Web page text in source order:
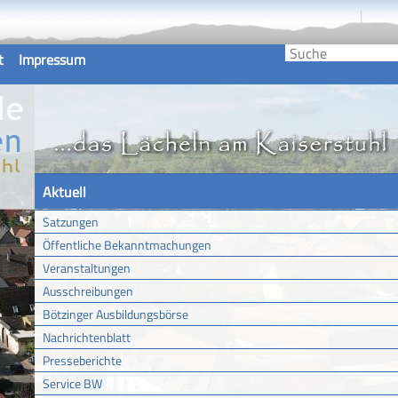
Impressum
Aktuell
Satzungen
Öffentliche Bekanntmachungen
Veranstaltungen
Ausschreibungen
Bötzinger Ausbildungsbörse
Nachrichtenblatt
Presseberichte
Service BW